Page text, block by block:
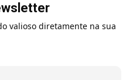
valioso diretamente na sua